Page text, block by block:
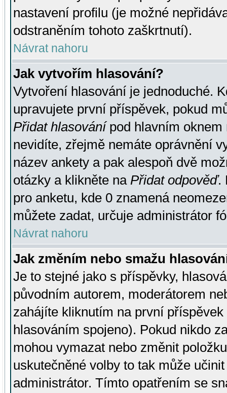
nastavení profilu (je možné
odstraněním tohoto zaškrtnutí).
Návrat nahoru
Jak vytvořím hlasování?
Vytvoření hlasování je jednoduché.
upravujete první příspěvek, pokud
Přidat hlasovánípod hlavním oknem
nevidíte, zřejmě nemáte oprávnění
název ankety a pak alespoň dvě
otázky a klikněte na Přidat odpověď.
pro anketu, kde 0 znamená
můžete zadat, určuje administrátor
Návrat nahoru
Jak změním nebo smažu
Je to stejné jako s příspěvky,
původním autorem, moderátorem
zahájíte kliknutím na první
hlasováním spojeno). Pokud nikdo
mohou vymazat nebo změnit
uskutečněné volby to tak může
administrátor. Tímto opatřením se